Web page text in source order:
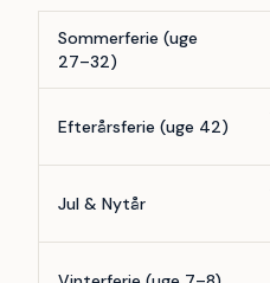
Sommerferie (uge
27–32)
Efterårsferie (uge 42)
Jul & Nytår